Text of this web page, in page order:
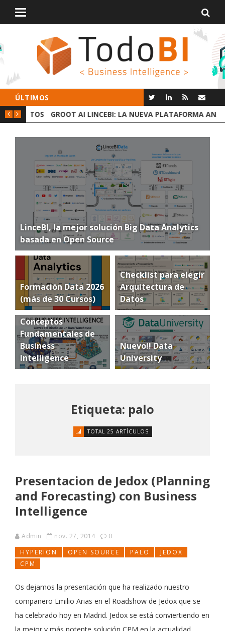
Alternar
ÚLTIMOS
GROOT AI LINCEBI: LA NUEVA PLATAFORMA
LinceBI, la mejor solución Big Data Analytics
basada en Open Source
Formación Data 2026
(más de 30 Cursos)
Checklist para elegir
Arquitectura de
Datos
Conceptos
Fundamentales de
Business
Intelligence
Nuevo!! Data
University
Etiqueta: palo
TOTAL 25 ARTÍCULOS
Presentacion de Jedox (Planning
and Forecasting) con Business
Intelligence
Admin nov. 27, 2014
0
HYPERION
OPEN SOURCE PALO
JEDOX
CPM
Os dejamos la presentación que ha realizado nuestro
compañero Emilio Arias en el Roadshow de Jedox que se
ha celebrado hoy en Madrid. Jedox se está conviertiendo en